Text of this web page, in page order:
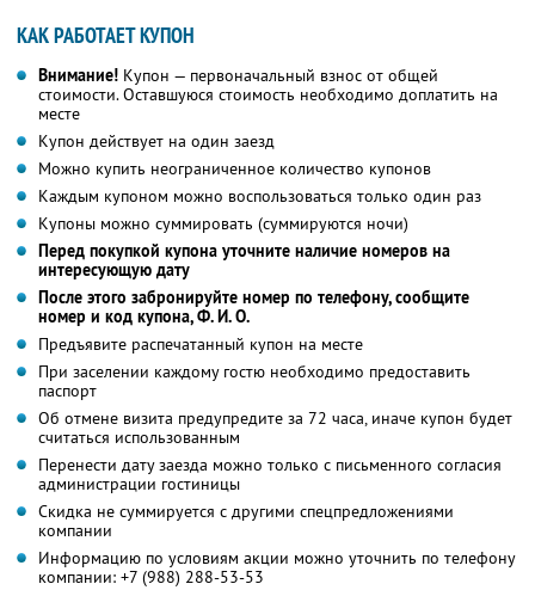
КАК РАБОТАЕТ КУПОН
Внимание! Купон — первоначальный взнос от общей
стоимости. Оставшуюся стоимость необходимо доплатить на
месте
Купон действует на один заезд
Можно купить неограниченное количество купонов
Каждым купоном можно воспользоваться только один раз
Купоны можно суммировать (суммируются ночи)
Перед покупкой купона уточните наличие номеров на
интересующую дату
После этого забронируйте номер по телефону, сообщите
номер и код купона,Ф. И. О.
Предъявите распечатанный купон на месте
При заселении каждому гостю необходимо предоставить
паспорт
Об отмене визита предупредите за 72 часа, иначе купон будет
считаться использованным
Перенести дату заезда можно только с письменного согласия
администрации гостиницы
Скидка не суммируется с другими спецпредложениями
компании
Информацию по условиям акции можно уточнить по телефону
компании: +7 (988) 288-53-53